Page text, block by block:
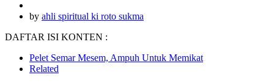
by ahli spiritual ki roto sukma
DAFTAR ISI KONTEN :
Pelet Semar Mesem, Ampuh Untuk Memikat
Related